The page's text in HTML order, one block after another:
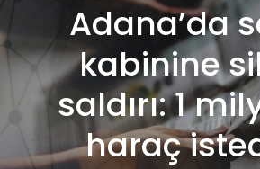
Adana’da
kabinine
saldırı: 1
haraç